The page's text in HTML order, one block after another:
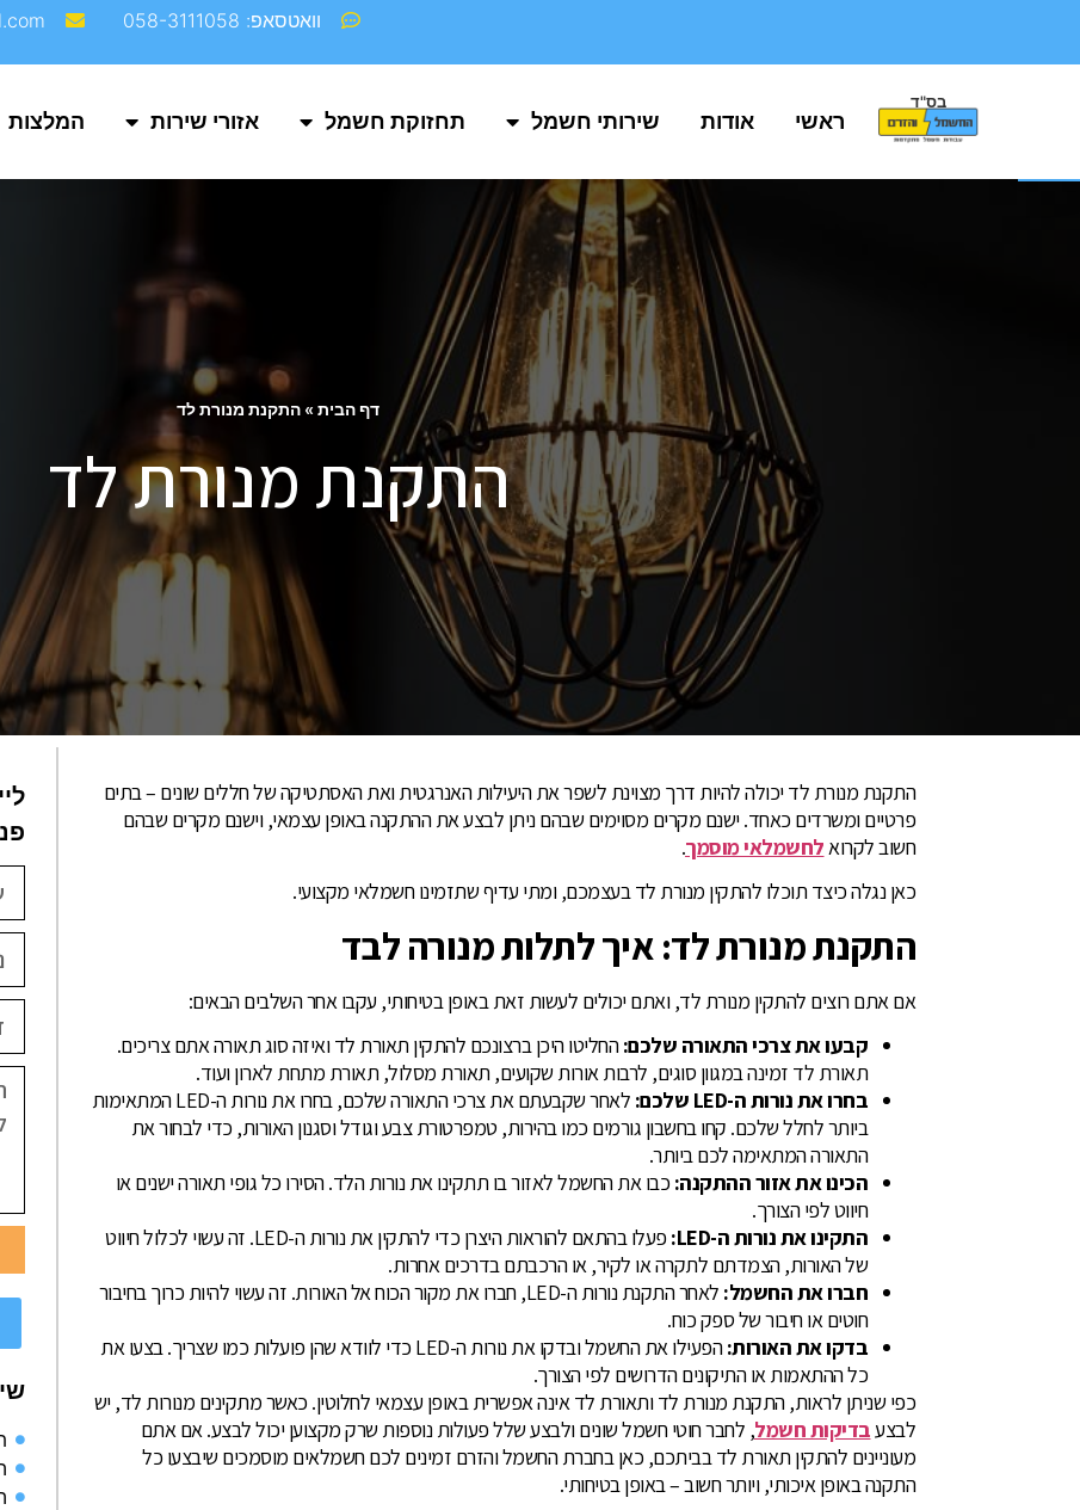
פתח סרגל נגישות
וואטסאפ: 058-3111058
בס"ד
ראשי אודות שירותי חשמל תחזוקת חשמל אזורי שירות המלצות
דף הבית » התקנת מנורת לד
התקנת מנורת לד
התקנת מנורת לד יכולה להיות דרך מצוינת לשפר את היעילות האנרגטית ואת האסתטיקה של חללים שונים – בתים
פרטיים ומשרדים כאחד. ישנם מקרים מסוימים שבהם ניתן לבצע את ההתקנה באופן עצמאי, וישנם מקרים שבהם
חשוב לקרואלחשמלאי מוסמך.
כאן נגלה כיצד תוכלו להתקין מנורת לד בעצמכם, ומתי עדיף שתזמינו חשמלאי מקצועי.
התקנת מנורת לד: איך לתלות מנורה לבד
אם אתם רוצים להתקין מנורת לד, ואתם יכולים לעשות זאת באופן בטיחותי, עקבו אחר השלבים הבאים:
קבעו את צרכי התאורה שלכם:החליטו היכן ברצונכם להתקין תאורת לד ואיזה סוג תאורה אתם צריכים.
תאורת לד זמינה במגוון סוגים, לרבות אורות שקועים, תאורת מסלול, תאורת מתחת לארון ועוד.
בחרו את נורות ה-LED שלכם:
לאחר שקבעתם את צרכי התאורה שלכם, בחרו את נורות ה-LED המתאימות
ביותר לחלל שלכם. קחו בחשבון גורמים כמו בהירות, טמפרטורת צבע וגודל וסגנון האורות, כדי לבחור את
התאורה המתאימה לכם ביותר.
הכינו את אזור ההתקנה: כבו את החשמל לאזור בו תתקינו את נורות הלד. הסירו כל גופי תאורה ישנים או
חיווט לפי הצורך.
התקינו את נורות ה-LED:
פעלו בהתאם להוראות היצרן כדי להתקין את נורות ה-LED. זה עשוי לכלול חיווט
של האורות, הצמדתם לתקרה או לקיר, או הרכבתם בדרכים אחרות.
חברו את החשמל:
לאחר התקנת נורות ה-LED, חברו את מקור הכוח אל האורות. זה עשוי להיות כרוך בחיבור
חוטים או חיבור של ספק כוח.
בדקו את האורות:
הפעילו את החשמל ובדקו את נורות ה-LED כדי לוודא שהן פועלות כמו שצריך. בצעו את
כל ההתאמות או התיקונים הדרושים לפי הצורך.
כפי שניתן לראות, התקנת מנורת לד ותאורת לד אינה אפשרית באופן עצמאי לחלוטין. כאשר מתקינים מנורות לד, יש
לבצעבדיקות חשמל, לחבר חוטי חשמל שונים ולבצע שלל פעולות נוספות שרק מקצוען יכול לבצע. אם אתם
מעוניינים להתקין תאורת לד בביתכם, כאן בחברת החשמל והזרם זמינים לכם חשמלאים מוסמכים שיבצעו כל
התקנה באופן איכותי, ויותר חשוב – באופן בטיחותי.